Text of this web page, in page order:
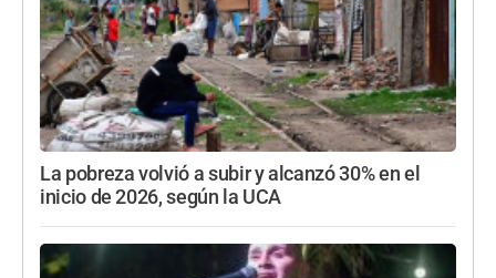
La pobreza volvió a subir y alcanzó 30% en el
inicio de 2026, según la UCA